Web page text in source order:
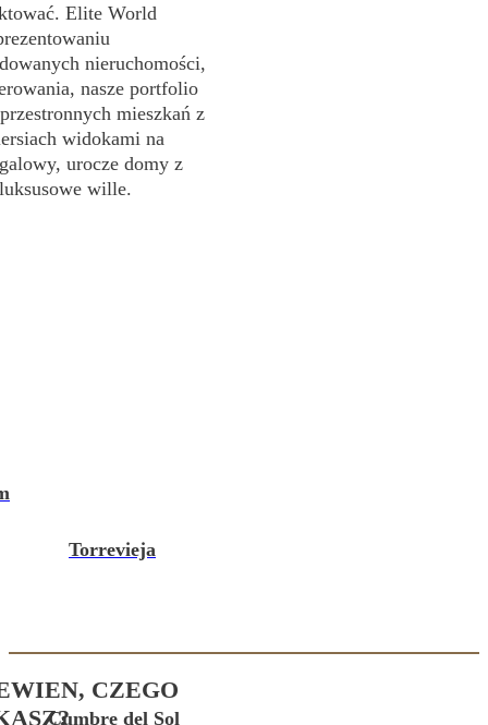
Elite World
nieruchomości,
nasze portfolio
mieszkań z
widokami na
urocze domy z
wille.
Torrevieja
Cumbre del Sol
CZEGO